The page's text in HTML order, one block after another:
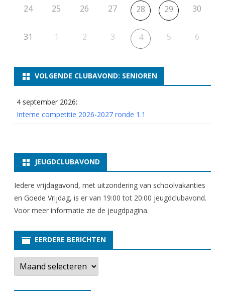
24 25 26 27 28 29 30
31 1 2 3 4 5 6
VOLGENDE CLUBAVOND: SENIOREN
4 september 2026:
Interne competitie 2026-2027 ronde 1.1
JEUGDCLUBAVOND
Iedere vrijdagavond, met uitzondering van schoolvakanties
en Goede Vrijdag, is er van 19:00 tot 20:00 jeugdclubavond.
Voor meer informatie zie de jeugdpagina.
EERDERE BERICHTEN
E
r